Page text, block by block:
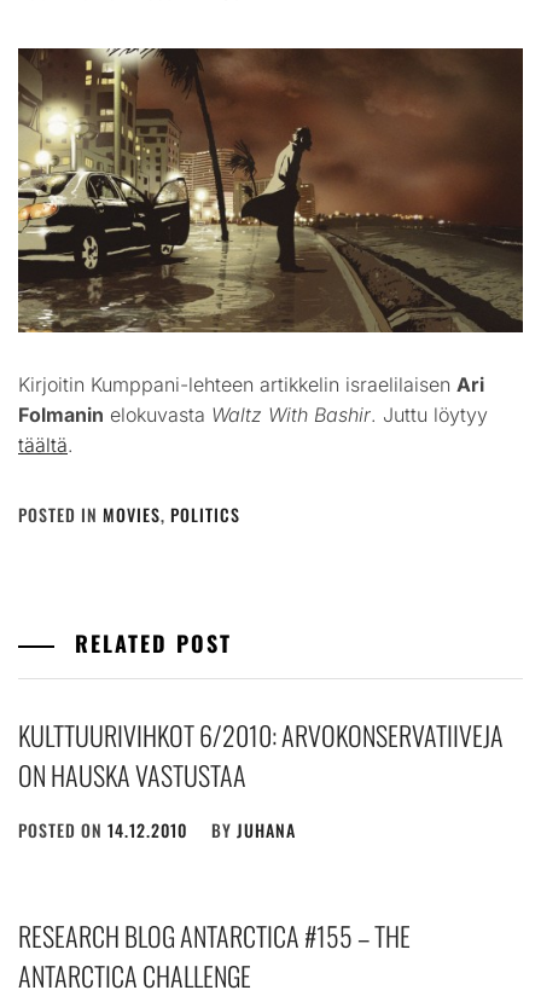
Kirjoitin Kumppani-lehteen artikkelin israelilaisen Ari
Folmanin elokuvasta Waltz With Bashir. Juttu löytyy
täältä.
POSTED IN MOVIES, POLITICS
RELATED POST
KULTTUURIVIHKOT 6/2010: ARVOKONSERVATIIVEJA
ON HAUSKA VASTUSTAA
POSTED ON 14.12.2010 BY JUHANA
RESEARCH BLOG ANTARCTICA #155 – THE
ANTARCTICA CHALLENGE